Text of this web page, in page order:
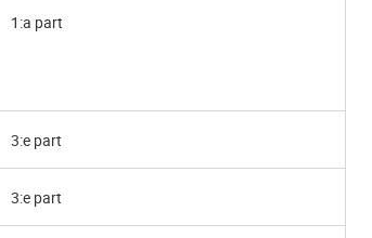
1:a part
3:e part
3:e part